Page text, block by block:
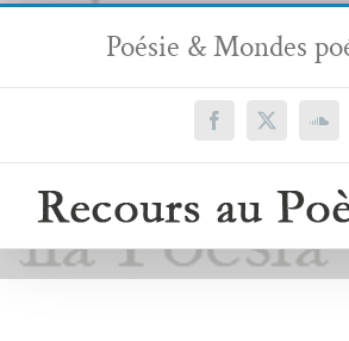
Passer
contenu
Poésie & Mondes
Facebook
X